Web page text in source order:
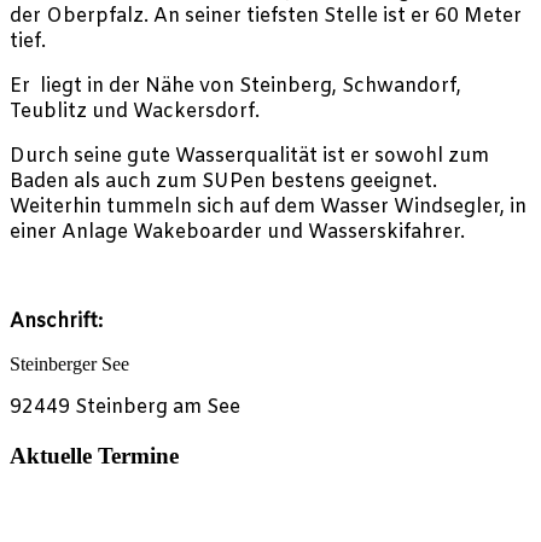
der Oberpfalz. An seiner tiefsten Stelle ist er 60 Meter
tief.
Er liegt in der Nähe von Steinberg, Schwandorf,
Teublitz und Wackersdorf.
Durch seine gute Wasserqualität ist er sowohl zum
Baden als auch zum SUPen bestens geeignet.
Weiterhin tummeln sich auf dem Wasser Windsegler, in
einer Anlage Wakeboarder und Wasserskifahrer.
Anschrift:
Steinberger See
92449 Steinberg am See
Aktuelle Termine